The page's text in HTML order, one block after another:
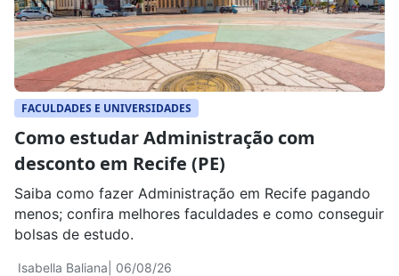
FACULDADES E UNIVERSIDADES
Como estudar Administração com
desconto em Recife (PE)
Isabella Baliana | 06/08/26
Saiba como fazer Administração em Recife pagando
menos; confira melhores faculdades e como conseguir
bolsas de estudo.